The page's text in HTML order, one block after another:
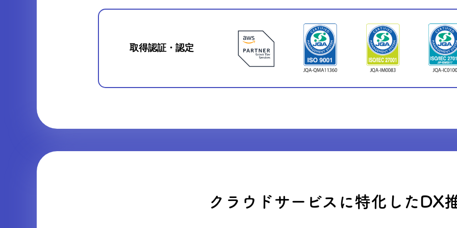
取得認証・認定
クラウドサービスに特化したDX